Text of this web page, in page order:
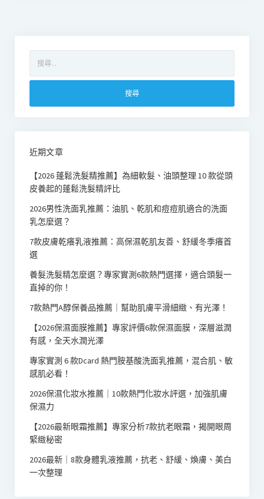
關
字:
近期文章
【2026 蓬鬆洗髮精推薦】為細軟髮、油頭整理 10 款從頭
皮養起的蓬鬆洗髮精評比
2026男性洗面乳推薦：油肌、乾肌和痘痘肌適合的洗面
乳怎麼選？
7款皮膚乾癢乳液推薦：高保濕乾肌友善、舒緩冬季癢首
選
養髮洗髮精怎麼選？專家實測6款熱門選擇，適合頭髮一
直掉的你！
7款熱門A醇保養品推薦｜幫助肌膚平滑細緻、有光澤！
【2026保濕面膜推薦】專家評價6款保濕面膜，深層滋潤
有感，全天水潤光澤
專家實測 6 款Dcard 熱門胺基酸洗面乳推薦，混合肌、敏
感肌必看！
2026保濕化妝水推薦｜10款熱門化妝水評選，加強肌膚
保濕力
【2026最新眼霜推薦】專家分析7款抗老眼霜，揭開眼周
緊緻秘密
2026最新｜8款身體乳液推薦，抗老、舒緩、煥膚、美白
一次整理